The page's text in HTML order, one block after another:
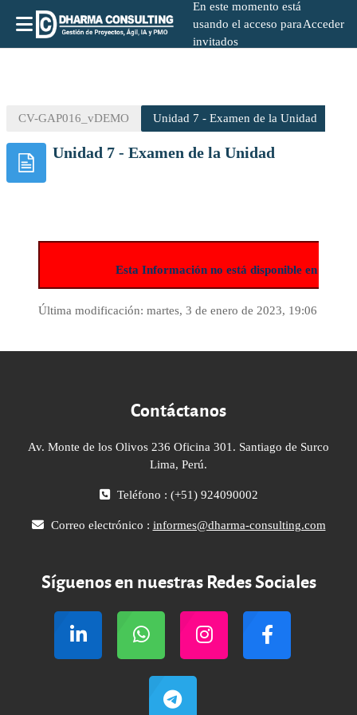
En este momento está
usando el acceso para
invitados
Acceder
CV-GAP016_vDEMO Unidad 7 - Examen de la Unidad
Unidad 7 - Examen de la Unidad
Esta Información no está disponible en la
Última modificación: martes, 3 de enero de 2023, 19:06
Contáctanos
Av. Monte de los Olivos 236 Oficina 301. Santiago de Surco
Lima, Perú.
Teléfono : (+51) 924090002
Correo electrónico : informes@dharma-consulting.com
Síguenos en nuestras Redes Sociales